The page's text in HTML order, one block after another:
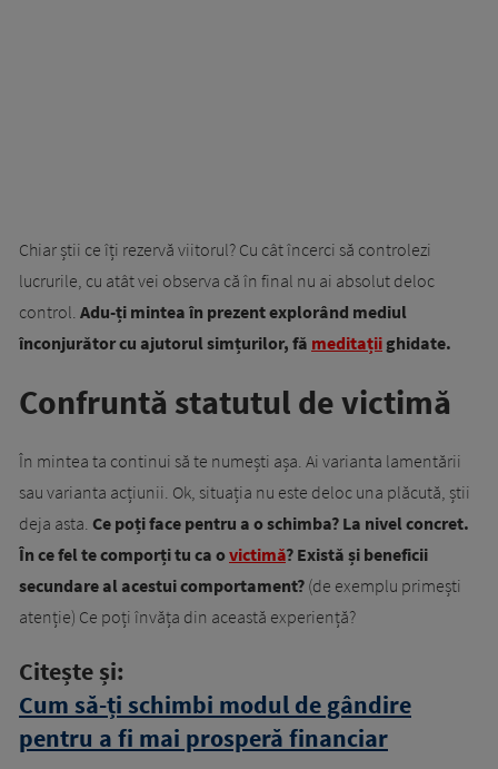
Chiar știi ce îți rezervă viitorul? Cu cât încerci să controlezi
lucrurile, cu atât vei observa că în final nu ai absolut deloc
control. Adu-ți mintea în prezent explorând mediul
înconjurător cu ajutorul simțurilor, fă meditații ghidate.
Confruntă statutul de victimă
În mintea ta continui să te numești așa. Ai varianta lamentării
sau varianta acțiunii. Ok, situația nu este deloc una plăcută, știi
deja asta. Ce poți face pentru a o schimba? La nivel concret.
În ce fel te comporți tu ca ovictimă? Există și beneficii
secundare al acestui comportament? (de exemplu primești
atenție) Ce poți învăța din această experiență?
Citește și:
Cum să-ți schimbi modul de gândire
pentru a fi mai prosperă financiar